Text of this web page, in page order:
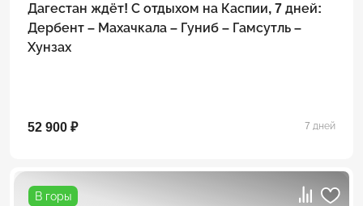
Дагестан ждёт! С отдыхом на Каспии, 7 дней:
Дербент – Махачкала – Гуниб – Гамсутль –
Хунзах
52 900 ₽ 7 дней
В горы